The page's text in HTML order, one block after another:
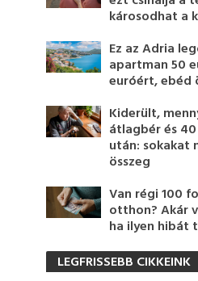
károsodhat a
Ez az Adria
apartman 50
euróért, ebéd
Kiderült,
átlagbér és
után: sokakat
összeg
Van régi 100
otthon? Akár
ha ilyen hibát
LEGFRISSEBB CIKKEINK